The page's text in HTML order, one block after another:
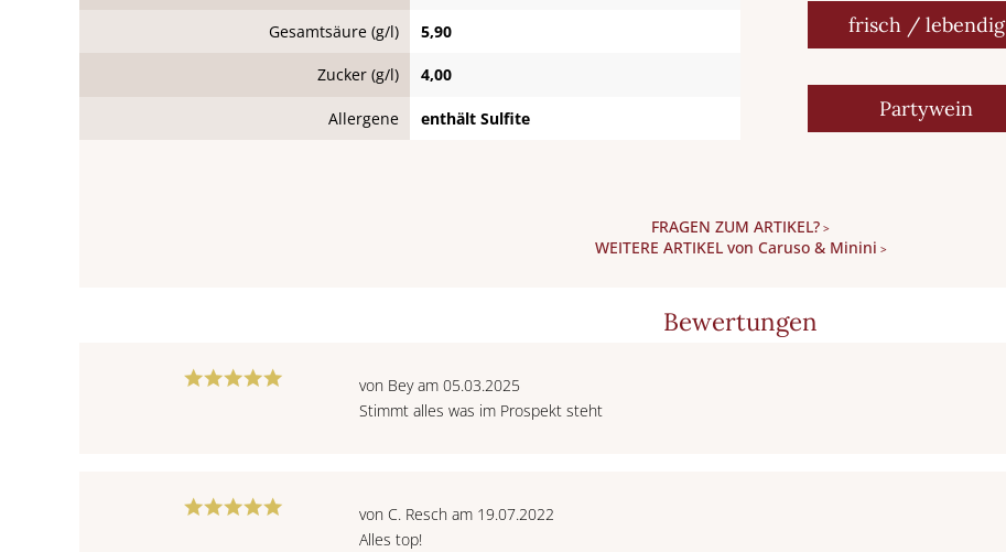
Gesamtsäure (g/l) 5,90
Zucker (g/l) 4,00
Allergene enthält Sulfite
frisch / lebendig
Partywein
FRAGEN ZUM ARTIKEL? >
WEITERE ARTIKEL von Caruso & Minini >
Bewertungen
von Bey am 05.03.2025
Stimmt alles was im Prospekt steht
von C. Resch am 19.07.2022
Alles top!